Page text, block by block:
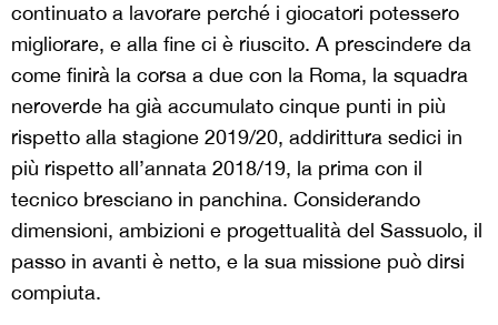
continuato a lavorare perché i giocatori potessero
migliorare, e alla fine ci è riuscito. A prescindere da
come finirà la corsa a due con la Roma, la squadra
neroverde ha già accumulato cinque punti in più
rispetto alla stagione 2019/20, addirittura sedici in
più rispetto all’annata 2018/19, la prima con il
tecnico bresciano in panchina. Considerando
dimensioni, ambizioni e progettualità del Sassuolo, il
passo in avanti è netto, e la sua missione può dirsi
compiuta.